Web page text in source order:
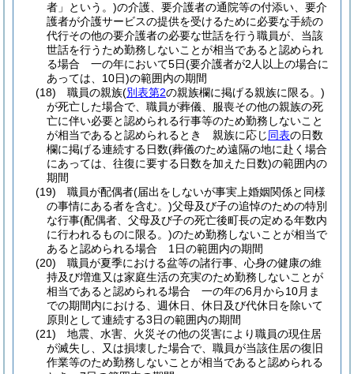
者」という。)の介護、要介護者の通院等の付添い、要介
護者が介護サービスの提供を受けるために必要な手続の
代行その他の要介護者の必要な世話を行う職員が、当該
世話を行うため勤務しないことが相当であると認められ
る場合 一の年において5日(要介護者が2人以上の場合に
あっては、10日)の範囲内の期間
(18)
職員の親族(別表第2の親族欄に掲げる親族に限る。)
が死亡した場合で、職員が葬儀、服喪その他の親族の死
亡に伴い必要と認められる行事等のため勤務しないこと
が相当であると認められるとき 親族に応じ同表の日数
欄に掲げる連続する日数(葬儀のため遠隔の地に赴く場合
にあっては、往復に要する日数を加えた日数)の範囲内の
期間
(19)
職員が配偶者(届出をしないが事実上婚姻関係と同様
の事情にある者を含む。)父母及び子の追悼のための特別
な行事(配偶者、父母及び子の死亡後町長の定める年数内
に行われるものに限る。)のため勤務しないことが相当で
あると認められる場合 1日の範囲内の期間
(20)
職員が夏季における盆等の諸行事、心身の健康の維
持及び増進又は家庭生活の充実のため勤務しないことが
相当であると認められる場合 一の年の6月から10月ま
での期間内における、週休日、休日及び代休日を除いて
原則として連続する3日の範囲内の期間
(21)
地震、水害、火災その他の災害により職員の現住居
が滅失し、又は損壊した場合で、職員が当該住居の復旧
作業等のため勤務しないことが相当であると認められる